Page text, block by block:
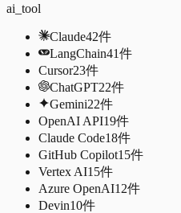
ai_tool
Claude42件
LangChain41件
Cursor23件
ChatGPT22件
Gemini22件
OpenAI API19件
Claude Code18件
GitHub Copilot15件
Vertex AI15件
Azure OpenAI12件
Devin10件